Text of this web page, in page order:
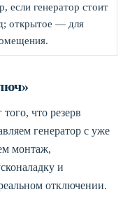
если генератор стоит
открытое — для
что резерв
генератор с уже
монтаж,
и
отключении.